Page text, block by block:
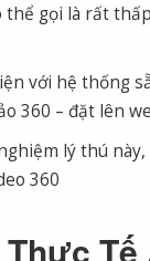
thể gọi là rất
với hệ thống
360 – đặt lên
lý thú
360